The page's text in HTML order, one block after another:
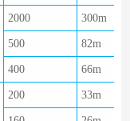
2000 300m
500 82m
400 66m
200 33m